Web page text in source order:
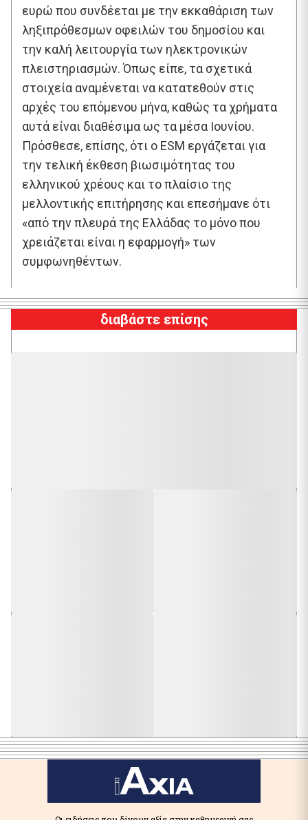
ευρώ που συνδέεται με την εκκαθάριση των
ληξιπρόθεσμων οφειλών του δημοσίου και
την καλή λειτουργία των ηλεκτρονικών
πλειστηριασμών. Όπως είπε, τα σχετικά
στοιχεία αναμένεται να κατατεθούν στις
αρχές του επόμενου μήνα, καθώς τα χρήματα
αυτά είναι διαθέσιμα ως τα μέσα Ιουνίου.
Πρόσθεσε, επίσης, ότι ο ESM εργάζεται για
την τελική έκθεση βιωσιμότητας του
ελληνικού χρέους και το πλαίσιο της
μελλοντικής επιτήρησης και επεσήμανε ότι
«από την πλευρά της Ελλάδας το μόνο που
χρειάζεται είναι η εφαρμογή» των
συμφωνηθέντων.
διαβάστε επίσης